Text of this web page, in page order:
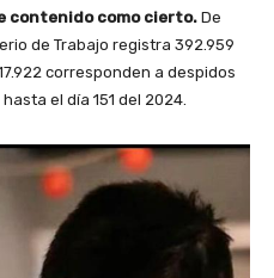
contenido como cierto. De
de Trabajo registra 392.959
corresponden a despidos
el día 151 del 2024.